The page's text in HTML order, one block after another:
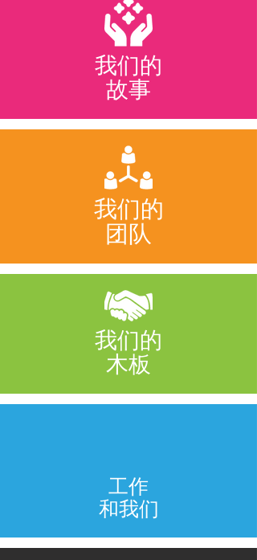
我们的
故事
我们的
团队
我们的
木板
工作
和我们